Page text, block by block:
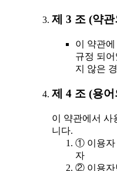
제 3 조 (약
이 약관
규정 되
지 않은
제 4 조 (용
이 약관에서 사
니다.
① 이용자
자
② 이용자